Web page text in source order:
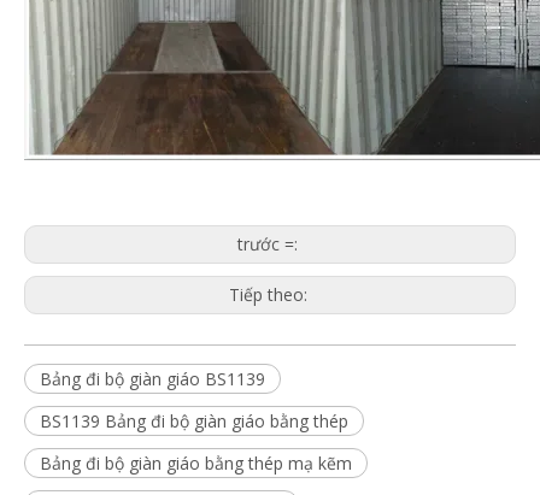
trước =:
Tiếp theo:
Bảng đi bộ giàn giáo BS1139
BS1139 Bảng đi bộ giàn giáo bằng thép
Bảng đi bộ giàn giáo bằng thép mạ kẽm